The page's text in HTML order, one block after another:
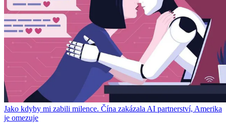
Jako kdyby mi zabili milence. Čína zakázala AI partnerství, Amerika
je omezuje